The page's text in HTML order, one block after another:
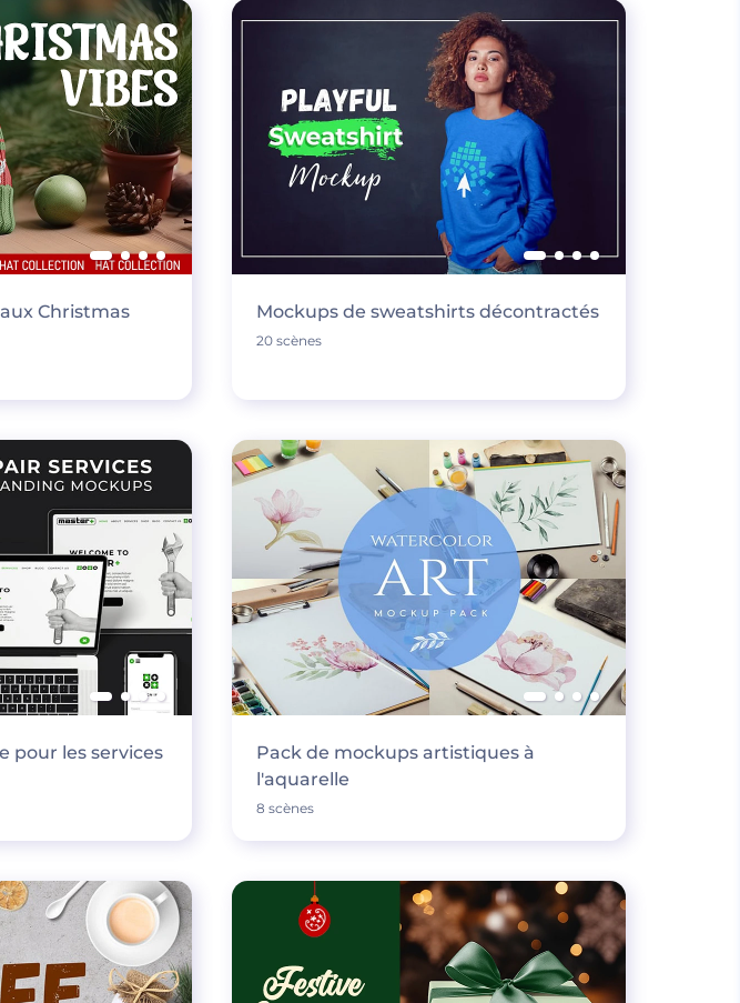
Christmas
Mockups de sweatshirts décontractés
20 scènes
pour les services
Pack de mockups artistiques à
l'aquarelle
8 scènes